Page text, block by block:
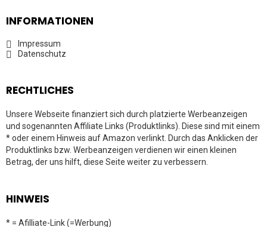
INFORMATIONEN
Impressum
Datenschutz
RECHTLICHES
Unsere Webseite finanziert sich durch platzierte Werbeanzeigen
und sogenannten Affiliate Links (Produktlinks). Diese sind mit einem
* oder einem Hinweis auf Amazon verlinkt. Durch das Anklicken der
Produktlinks bzw. Werbeanzeigen verdienen wir einen kleinen
Betrag, der uns hilft, diese Seite weiter zu verbessern.
HINWEIS
* = Afilliate-Link (=Werbung)